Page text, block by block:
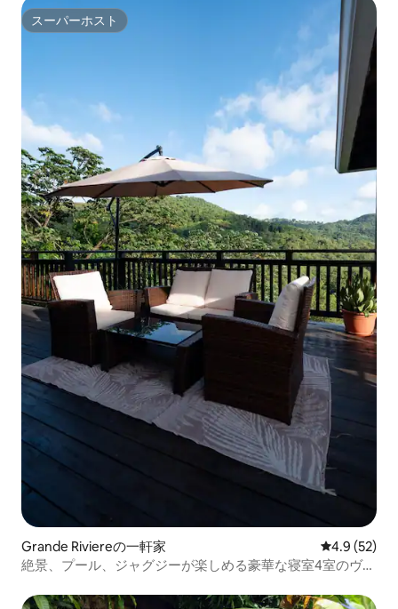
スーパーホスト
スーパーホスト
Grande Riviereの一軒家 レビュー52
4.9 (52)
絶景、プール、ジャグジーが楽しめる豪華な寝室4室のヴィ